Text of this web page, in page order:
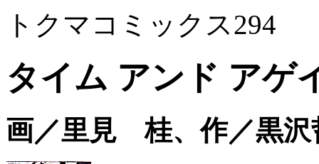
トクマコミックス294
タイム アンド アゲ
画／里見 桂、作／黒沢